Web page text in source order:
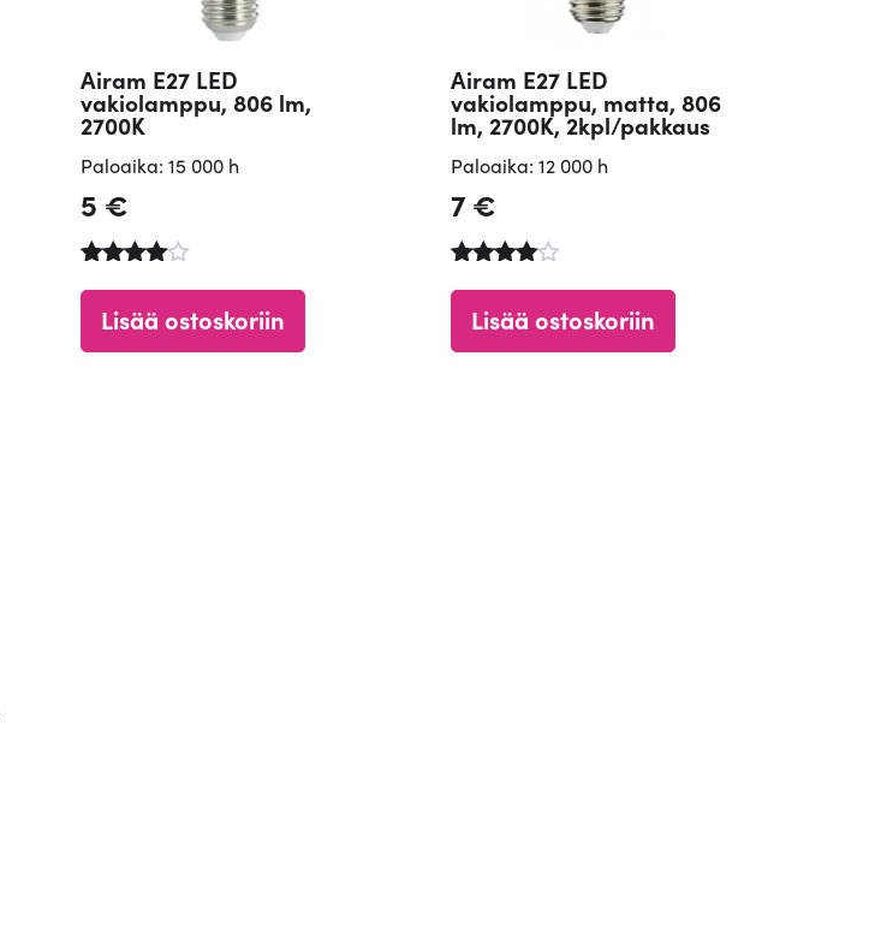
Airam E27 LED
vakiolamppu, 806 lm,
2700K
Paloaika: 15 000 h
5 €
tuotteesta
Lisää ostoskoriin
Airam E27 LED
vakiolamppu, matta, 806
lm, 2700K, 2kpl/pakkaus
Paloaika: 12 000 h
7€
tuotteesta
Lisää ostoskoriin